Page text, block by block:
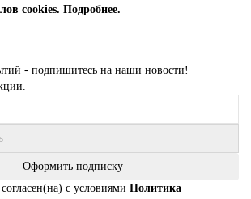
cookies. Подробнее.
- подпишитесь на наши новости!
Оформить подписку
с условиями Политика